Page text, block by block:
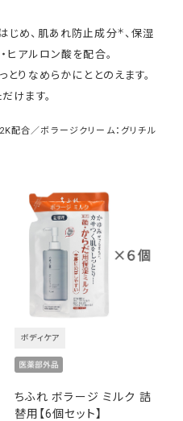
じめ、肌あれ防止成分＊ 、保湿
ヒアルロン酸を配合。
とりなめらかにととのえます。
けます。
配合／ボラージクリーム：グリチル
ちふれ ボラージ ミルク 詰
替用【6個セット】
ボディケア